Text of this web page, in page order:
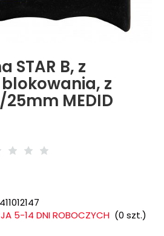
STAR B, z
z
MEDID
5-14 DNI ROBOCZYCH (0 szt.)